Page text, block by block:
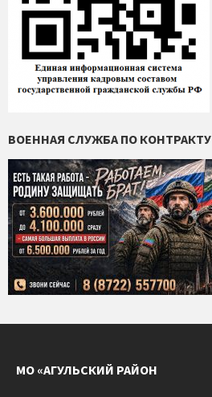
ВОЕННАЯ СЛУЖБА ПО КОНТРАКТУ
МО «АГУЛЬСКИЙ РАЙОН